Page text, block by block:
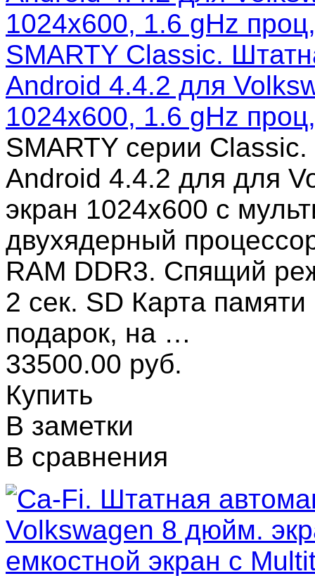
SMARTY Classic.
Android 4.4.2 для
1024x600, 1.6 gHz
SMARTY серии
Android 4.4.2 для для
экран 1024x600 с
двухядерный
RAM DDR3. Спящий
2 сек. SD Карта
подарок, на …
33500.00 руб.
Купить
В заметки
В сравнения